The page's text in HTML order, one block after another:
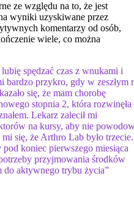
ze względu na to, że jest
wyniki uzyskiwane przez
komentarzy od osób,
wiele, co można
spędzać czas z wnukami i
bardzo przykro, gdy w zeszłym
się, że mam chorobę
stopnia 2, która rozwinęła
Lekarz zalecił mi
na kursy, aby nie
się, że Arthro Lab było trzecie.
koniec pierwszego miesiąca
przyjmowania środków
aktywnego trybu życia”